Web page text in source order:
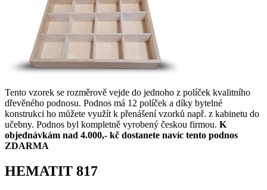
Tento vzorek se rozměrově vejde do jednoho z políček kvalitního
dřevěného podnosu. Podnos má 12 políček a díky bytelné
konstrukci ho můžete využít k přenášení vzorků např. z kabinetu do
učebny. Podnos byl kompletně vyrobený českou firmou. K
objednávkám nad 4.000,- kč dostanete navíc tento podnos
ZDARMA
HEMATIT 817